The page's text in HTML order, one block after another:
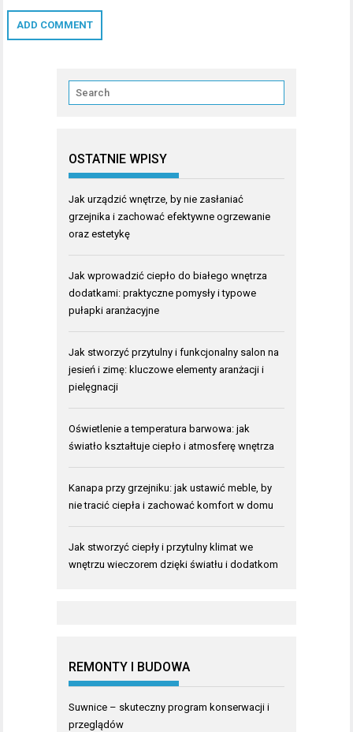
OSTATNIE WPISY
Jak urządzić wnętrze, by nie zasłaniać
grzejnika i zachować efektywne ogrzewanie
oraz estetykę
Jak wprowadzić ciepło do białego wnętrza
dodatkami: praktyczne pomysły i typowe
pułapki aranżacyjne
Jak stworzyć przytulny i funkcjonalny salon na
jesień i zimę: kluczowe elementy aranżacji i
pielęgnacji
Oświetlenie a temperatura barwowa: jak
światło kształtuje ciepło i atmosferę wnętrza
Kanapa przy grzejniku: jak ustawić meble, by
nie tracić ciepła i zachować komfort w domu
Jak stworzyć ciepły i przytulny klimat we
wnętrzu wieczorem dzięki światłu i dodatkom
REMONTY I BUDOWA
Suwnice – skuteczny program konserwacji i
przeglądów